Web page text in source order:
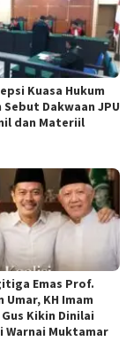
Kuasa Hukum
Sebut Dakwaan JPU
dan Materiil
Emas Prof.
Umar, KH Imam
Kikin Dinilai
Warnai Muktamar